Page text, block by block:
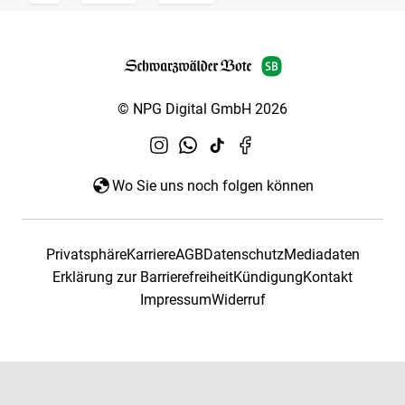
© NPG Digital GmbH 2026
Wo Sie uns noch folgen können
PrivatsphäreKarriereAGBDatenschutzMediadaten
Erklärung zur BarrierefreiheitKündigungKontakt
ImpressumWiderruf